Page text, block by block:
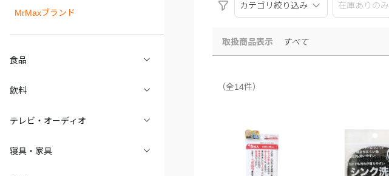
MrMaxブランド
食品
飲料
テレビ・オーディオ
寝具・家具
カテゴリ絞り込み
在庫ありのみ
取扱商品表示 すべて
（全14件）